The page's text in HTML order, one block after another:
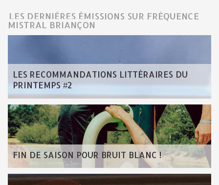
LES DERNIÈRES ÉMISSIONS SUR FRÉQUENCE
MISTRAL BRIANÇON
LES RECOMMANDATIONS LITTÉRAIRES DU
PRINTEMPS #2
FIN DE SAISON POUR BRUIT BLANC !